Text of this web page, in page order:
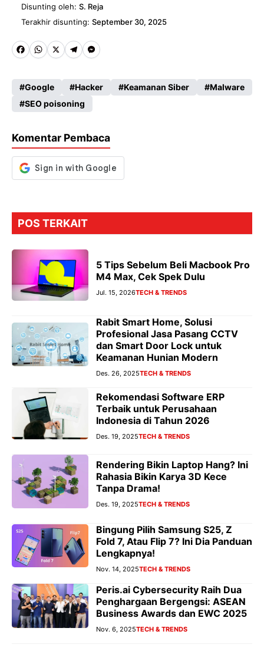
Disunting oleh: S. Reja
Terakhir disunting: September 30, 2025
Fa
b
o
k
W
ts
A
p
X
Te
gr
a
M
se
n
er
Google Hacker Keamanan Siber
Malware
SEO poisoning
Komentar Pembaca
POS TERKAIT
5 Tips Sebelum Beli Macbook Pro
M4 Max, Cek Spek Dulu
Jul. 15, 2026TECH & TRENDS
Rabit Smart Home, Solusi
Profesional Jasa Pasang CCTV
dan Smart Door Lock untuk
Keamanan Hunian Modern
Des. 26, 2025TECH & TRENDS
Rekomendasi Software ERP
Terbaik untuk Perusahaan
Indonesia di Tahun 2026
Des. 19, 2025TECH & TRENDS
Rendering Bikin Laptop Hang? Ini
Rahasia Bikin Karya 3D Kece
Tanpa Drama!
Des. 19, 2025TECH & TRENDS
Bingung Pilih Samsung S25, Z
Fold 7, Atau Flip 7? Ini Dia Panduan
Lengkapnya!
Nov. 14, 2025TECH & TRENDS
Peris.ai Cybersecurity Raih Dua
Penghargaan Bergengsi: ASEAN
Business Awards dan EWC 2025
Nov. 6, 2025TECH & TRENDS